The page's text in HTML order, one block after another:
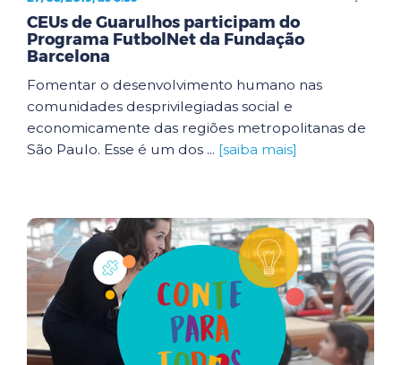
CEUs de Guarulhos participam do
Programa FutbolNet da Fundação
Barcelona
Fomentar o desenvolvimento humano nas
comunidades desprivilegiadas social e
economicamente das regiões metropolitanas de
São Paulo. Esse é um dos ... [saiba mais]